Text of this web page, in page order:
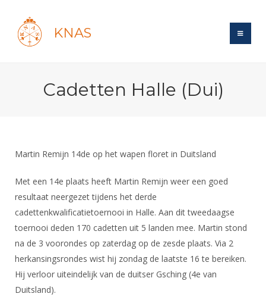
KNAS
Forums
Maandelijks archief
Evenement
Website
Gebruiksvoorwaarden
Bond
Lidmaatschap
Tarieven
Reglementen
Ledencijfers
Sponsors en Partners
Organisatie
Recreatiesport
Veteranen
Lichtzwaardschermen
Wedstrijdsport
Ranglijsten
Nieuws
NK's
Oranje
DBT
FBT
Voor de jeugd
Ouders en vereniging
Jeugdkampen
Brassardsysteem
Forums
Forums
Schermforum
Nieuws
Zoek Vereniging
Contact
NK organiseren
Cadetten Halle (Dui)
Martin Remijn 14de op het wapen floret in Duitsland
Met een 14e plaats heeft Martin Remijn weer een goed
resultaat neergezet tijdens het derde
cadettenkwalificatietoernooi in Halle. Aan dit tweedaagse
toernooi deden 170 cadetten uit 5 landen mee. Martin stond
na de 3 voorondes op zaterdag op de zesde plaats. Via 2
herkansingsrondes wist hij zondag de laatste 16 te bereiken.
Hij verloor uiteindelijk van de duitser Gsching (4e van
Duitsland).